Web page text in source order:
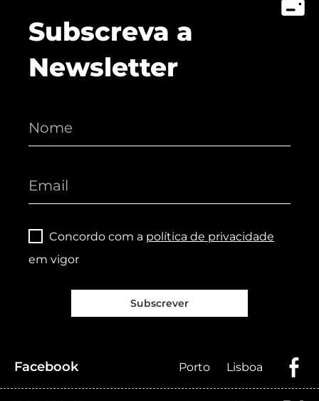
Subscreva a
Newsletter
Concordo com a política de privacidade
em vigor
Subscrever
Facebook Porto Lisboa